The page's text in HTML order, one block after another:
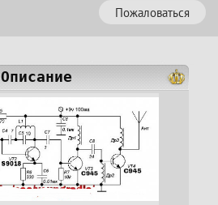
Пожаловаться
Описание